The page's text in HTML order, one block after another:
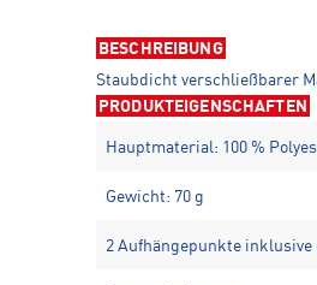
BESCHREIBUNG
Staubdicht verschließbarer
PRODUKTEIGENSCHAFTEN
Hauptmaterial: 100 %
Gewicht: 70 g
2 Aufhängepunkte